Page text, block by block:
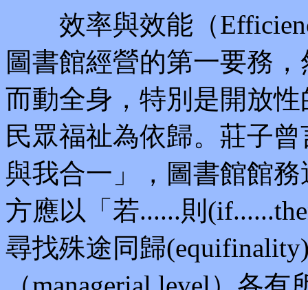
效率與效能（
圖書館經營的第一要務
而動全身，特別是開放
民眾福祉為依歸。莊子
與我合一」，圖書館館
方應以「若......則
尋找殊途同歸